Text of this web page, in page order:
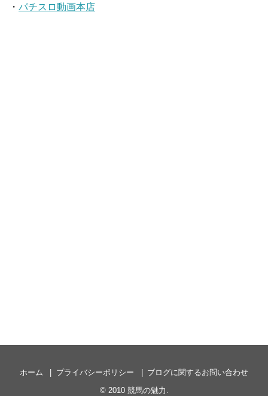
・ パチスロ動画本店
ホーム プライバシーポリシー
ブログに関するお問い合わせ
© 2010 競馬の魅力